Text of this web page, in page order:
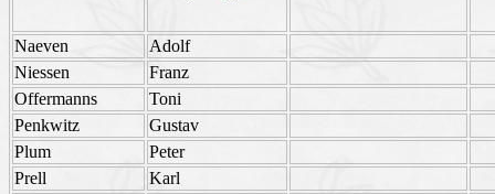
Naeven
Adolf
Niessen
Franz
Offermanns
Toni
Penkwitz
Gustav
Plum
Peter
Prell
Karl